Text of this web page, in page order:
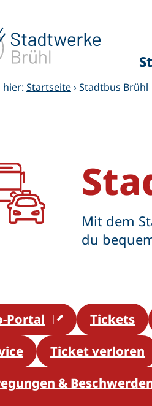
hier: Startseite›Stadtbus Brühl
Mit dem
du
Portal Tickets
Ticket verloren
&